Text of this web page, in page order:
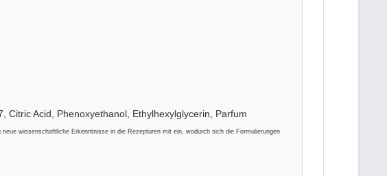
Citric Acid, Phenoxyethanol, Ethylhexylglycerin, Parfum
wissenschaftliche Erkenntnisse in die Rezepturen mit ein, wodurch sich die Formulierungen